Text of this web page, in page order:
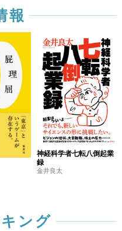
報
神経科学者七転八倒起業
録
金井良太
ング